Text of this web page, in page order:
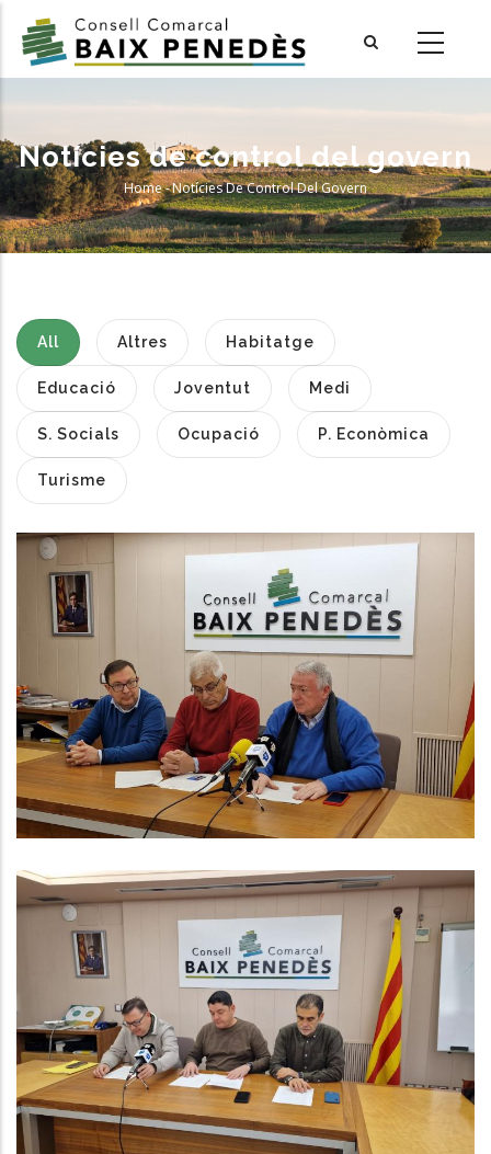
main
Notícies de control del govern
Breadcrumb
Home-Notícies De Control Del Govern
All Altres Habitatge
Educació Joventut Medi
S. Socials Ocupació P. Econòmica
Turisme
El Baix Penedès S’integrarà A La
Xarxa D’Autocaravanes Del
Penedès El 2025
Turisme
El Consell Comarcal Del Baix
Penedès Posa En Marxa Un
Programa Per Ajudar A
Professionalitzar Els Autònoms De
La Comarca
Ocupació